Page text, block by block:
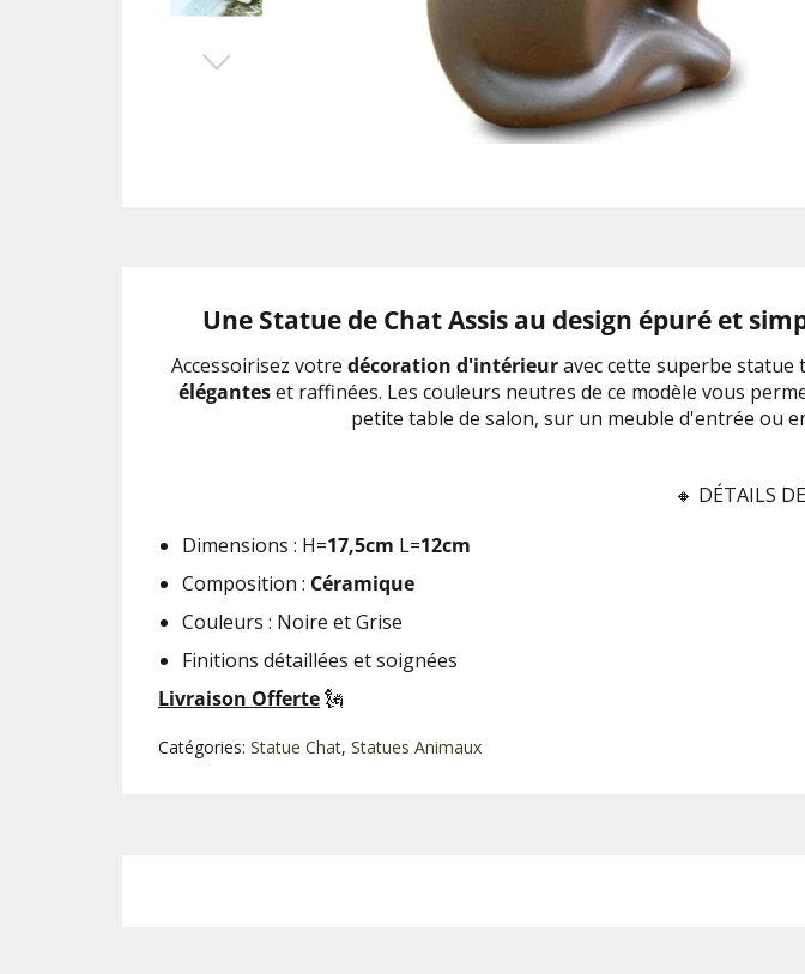
Une Statue de Chat Assis au design épuré et
Accessoirisez votre décoration d'intérieuravec cette superbe statue
éléganteset raffinées. Les couleurs neutres de ce modèle vous
petite table de salon, sur un meuble d'entrée ou
🔸 DÉTAILS
Dimensions : H=17,5cm L=12cm
Composition : Céramique
Couleurs : Noire et Grise
Finitions détaillées et soignées
Livraison Offerte🗽
Catégories: Statue Chat, Statues Animaux